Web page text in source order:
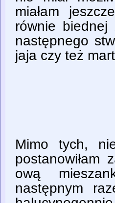
miałam
równie biednej
następnego
jaja czy też
Mimo tych,
postanowiłam
ową
następnym